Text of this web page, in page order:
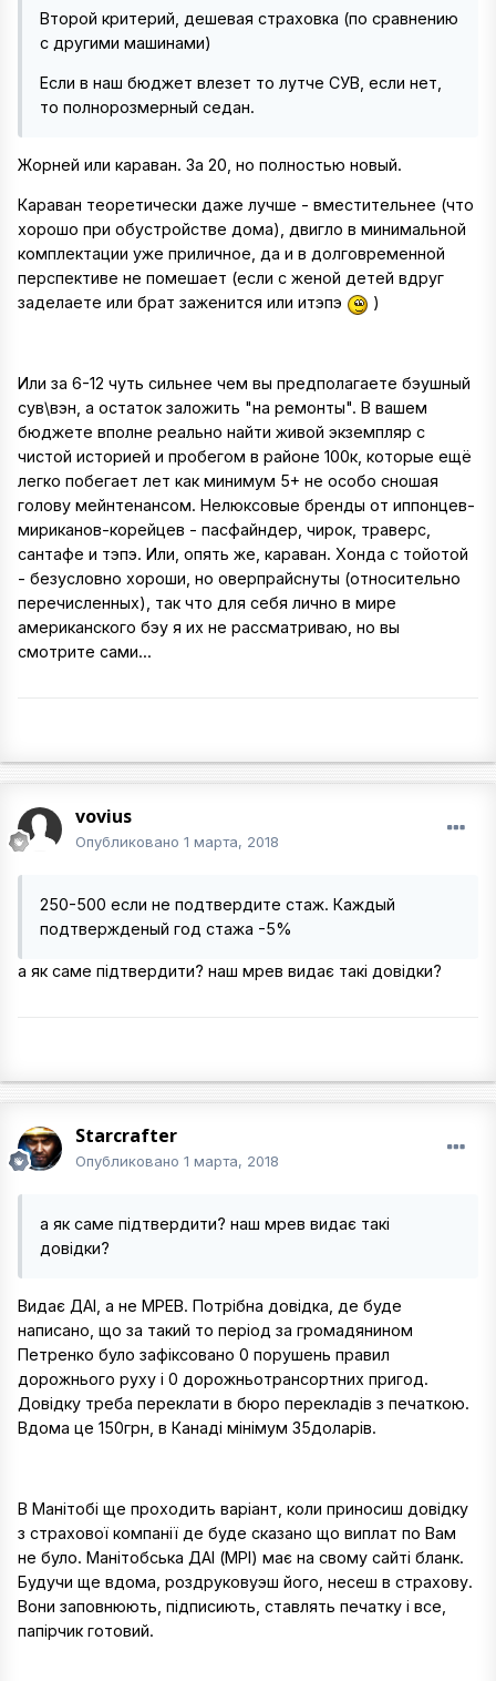
Второй критерий, дешевая страховка (по сравнению
с другими машинами)
Если в наш бюджет влезет то лутче СУВ, если нет,
то полнорозмерный седан.
Жорней или караван. За 20, но полностью новый.
Караван теоретически даже лучше - вместительнее (что
хорошо при обустройстве дома), двигло в минимальной
комплектации уже приличное, да и в долговременной
перспективе не помешает (если с женой детей вдруг
заделаете или брат заженится или итэпэ
)
Или за 6-12 чуть сильнее чем вы предполагаете бэушный
сув\вэн, а остаток заложить "на ремонты". В вашем
бюджете вполне реально найти живой экземпляр с
чистой историей и пробегом в районе 100к, которые ещё
легко побегает лет как минимум 5+ не особо сношая
голову мейнтенансом. Нелюксовые бренды от иппонцев-
мириканов-корейцев - пасфайндер, чирок, траверс,
сантафе и тэпэ. Или, опять же, караван. Хонда с тойотой
- безусловно хороши, но оверпрайснуты (относительно
перечисленных), так что для себя лично в мире
американского бэу я их не рассматриваю, но вы
смотрите сами...
vovius
Опубликовано 1 марта, 2018
250-500 если не подтвердите стаж. Каждый
подтвержденый год стажа -5%
а як саме підтвердити? наш мрев видає такі довідки?
Starcrafter
Опубликовано 1 марта, 2018
а як саме підтвердити? наш мрев видає такі
довідки?
Видає ДАІ, а не МРЕВ. Потрібна довідка, де буде
написано, що за такий то період за громадянином
Петренко було зафіксовано 0 порушень правил
дорожнього руху і 0 дорожньотрансортних пригод.
Довідку треба переклати в бюро перекладів з печаткою.
Вдома це 150грн, в Канаді мінімум 35доларів.
В Манітобі ще проходить варіант, коли приносиш довідку
з страхової компанії де буде сказано що виплат по Вам
не було. Манітобська ДАІ (MPI) має на свому сайті бланк.
Будучи ще вдома, роздруковуэш його, несеш в страхову.
Вони заповнюють, підписиють, ставлять печатку і все,
папірчик готовий.